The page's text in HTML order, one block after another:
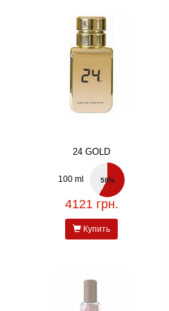
24 GOLD
100 ml 58%
4121 грн.
Купить